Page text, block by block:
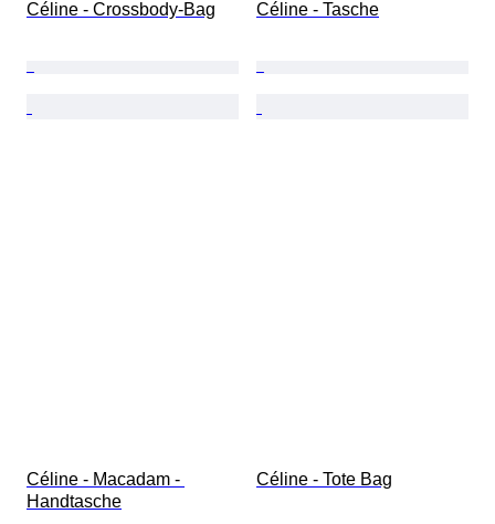
Céline - Crossbody-Bag Céline - Tasche
Céline - Macadam -
Handtasche
Céline - Tote Bag